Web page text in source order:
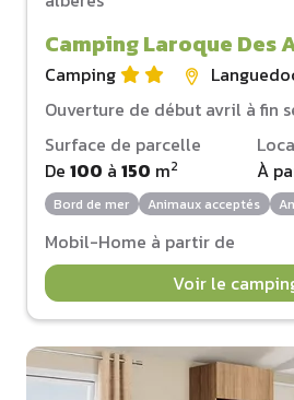
Camping Laroque Des
Camping
Ouverture de début avril à fin
Surface de parcelle
De 100 à 150 m2
À
Bord de mer Animaux acceptés
Mobil-Home à partir de
Voir le